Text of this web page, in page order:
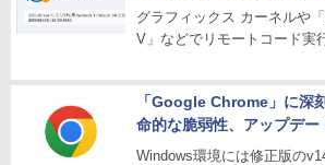
グラフィックス カーネルや
V」などでリモートコード実
「Google Chrome」に深
命的な脆弱性、アップデー
Windows環境には修正版の